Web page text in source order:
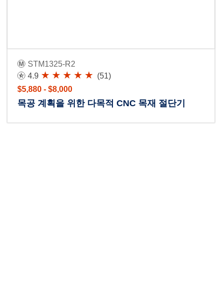
STM1325-R2
4.9
(51)
$5,880 - $8,000
목공 계획을 위한 다목적 CNC 목재 절단기